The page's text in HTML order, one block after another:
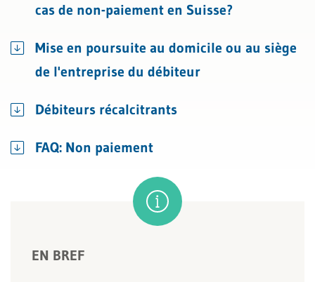
cas de non-paiement en Suisse?
Mise en poursuite au domicile ou au siège
de l'entreprise du débiteur
Débiteurs récalcitrants
FAQ: Non paiement
EN BREF